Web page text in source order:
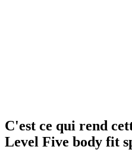
C'est ce qui rend
Level Five body fit